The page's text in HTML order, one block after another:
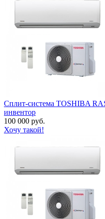
Сплит-система TOSHIBA
инвентор
100 000 руб.
Хочу такой!